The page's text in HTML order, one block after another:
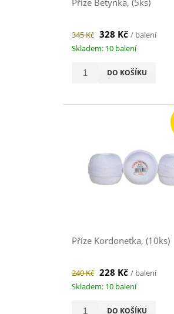
345 Kč 328 Kč / balení
Skladem: 10 balení
DO KOŠÍKU
Příze Kordonetka, (10ks)
240 Kč 228 Kč / balení
Skladem: 10 balení
DO KOŠÍKU